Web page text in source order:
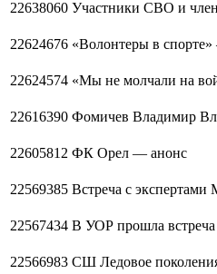
22638060 Участники СВО и
22624676 «Волонтеры в
22624574 «Мы не молчали на
22616390 Фомичев Владимир
22605812 ФК Орел — анонс
22569385 Встреча с
22567434 В УОР прошла
22566983 СШ Ледовое